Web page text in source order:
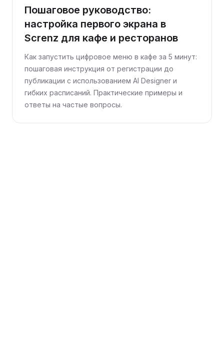
Пошаговое руководство:
настройка первого экрана в
Screnz для кафе и ресторанов
Как запустить цифровое меню в кафе за 5 минут:
пошаговая инструкция от регистрации до
публикации с использованием AI Designer и
гибких расписаний. Практические примеры и
ответы на частые вопросы.